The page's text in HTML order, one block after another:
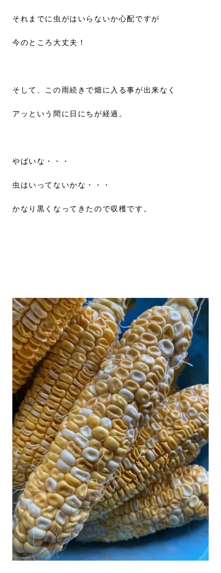
それまでに虫がはいらないか心配ですが
今のところ大丈夫！
そして、この雨続きで畑に入る事が出来なく
アッという間に日にちが経過。
やばいな・・・
虫はいってないかな・・・
かなり黒くなってきたので収穫です。